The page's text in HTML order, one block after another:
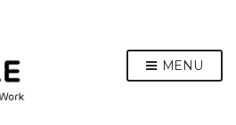
MENU